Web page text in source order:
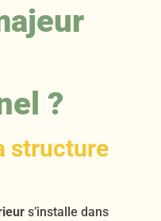
?
structure
s’installe dans